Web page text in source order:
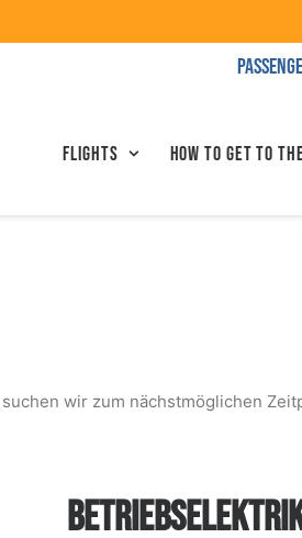
Flights how to get to
wir zum nächstmöglichen